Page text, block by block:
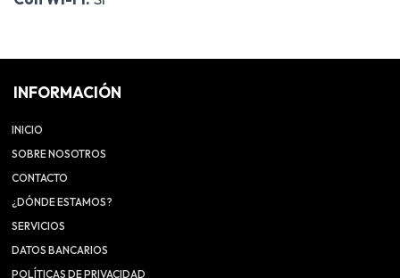
INFORMACIÓN
INICIO
SOBRE NOSOTROS
CONTACTO
¿DÓNDE ESTAMOS?
SERVICIOS
DATOS BANCARIOS
POLÍTICAS DE PRIVACIDAD